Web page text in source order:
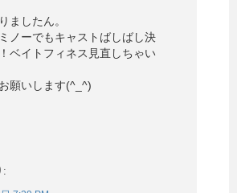
ましたん。
ノーでもキャストばしばし決
ベイトフィネス見直しちゃい
願いします(^_^)
: